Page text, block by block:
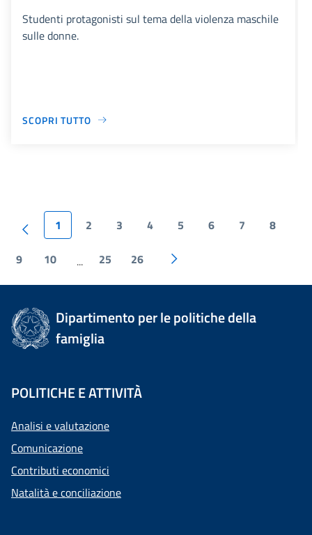
Studenti protagonisti sul tema della violenza maschile
sulle donne.
SCOPRI TUTTO
1 2 3 4 5 6 7 8
9 10 ... 25 26
Dipartimento per le politiche della
famiglia
POLITICHE E ATTIVITÀ
Analisi e valutazione
Comunicazione
Contributi economici
Natalità e conciliazione